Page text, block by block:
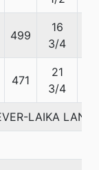
499
16
3/4
471
21
3/4
LAIKA